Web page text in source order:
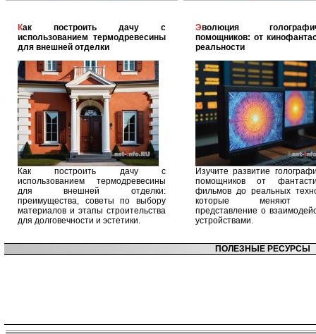
Как построить дачу с
использованием термодревесины
для внешней отделки
Как построить дачу с
использованием термодревесины
для внешней отделки:
преимущества, советы по выбору
материалов и этапы строительства
для долговечности и эстетики.
Эволюция голографических
помощников: от
реальности
Изучите развитие
помощников от
фильмов до реальных
которые меняют
представление о
устройствами.
ПОЛЕЗНЫЕ РЕСУРСЫ